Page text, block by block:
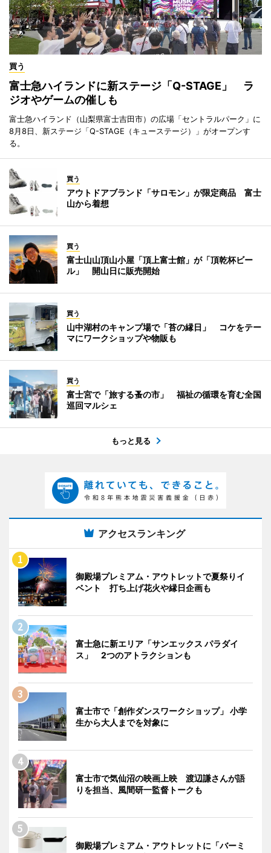
買う
富士急ハイランドに新ステージ「Q-STAGE」 ラ
ジオやゲームの催しも
富士急ハイランド（山梨県富士吉田市）の広場「セントラルパーク」に
8月8日、新ステージ「Q-STAGE（キューステージ）」がオープンす
る。
買う
アウトドアブランド「サロモン」が限定商品 富士
山から着想
買う
富士山山頂山小屋「頂上富士館」が「頂乾杯ビー
ル」 開山日に販売開始
買う
山中湖村のキャンプ場で「苔の縁日」 コケをテー
マにワークショップや物販も
買う
富士宮で「旅する蚤の市」 福祉の循環を育む全国
巡回マルシェ
もっと見る
アクセスランキング
御殿場プレミアム・アウトレットで夏祭りイ
ベント 打ち上げ花火や縁日企画も
富士急に新エリア「サンエックス パラダイ
ス」 2つのアトラクションも
富士市で「創作ダンスワークショップ」 小学
生から大人までを対象に
富士市で気仙沼の映画上映 渡辺謙さんが語
りを担当、風間研一監督トークも
御殿場プレミアム・アウトレットに「バーミ